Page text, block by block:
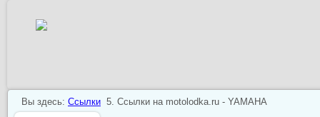
Вы здесь: Ссылки 5. Ссылки на motolodka.ru - YAMAHA